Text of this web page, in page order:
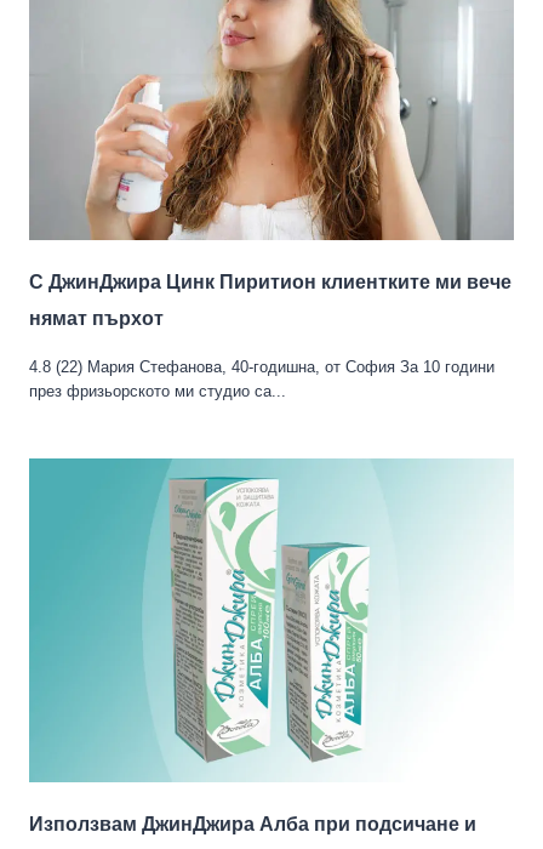
С ДжинДжира Цинк Пиритион клиентките ми вече
нямат пърхoт
4.8 (22) Мария Стефанова, 40-годишна, от София За 10 години
през фризьорското ми студио са...
Използвам ДжинДжира Алба при подсичане и